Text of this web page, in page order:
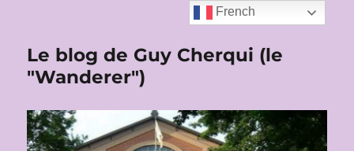
Le blog de Guy Cherqui (le
"Wanderer")
French